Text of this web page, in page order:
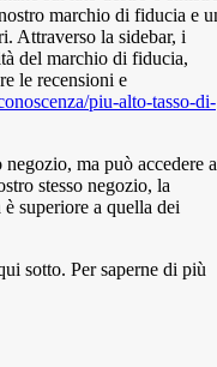
marchio di fiducia e
Attraverso la sidebar, i
del marchio di fiducia,
le recensioni e
piu-alto-tasso-di-
ma può accedere a
stesso negozio, la
superiore a quella dei
sotto. Per saperne di più